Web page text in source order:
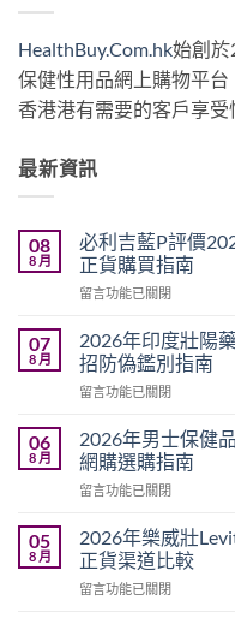
HealthBuy.Com.hk始創
保健性用品網上購物平
香港港有需要的客戶享受
最新資訊
08
8 月
必利吉藍P評價
正貨購買指南
在
利
吉
藍
P
價
2026：
雙
效
哥
真
用
留言功能已關閉
07
8 月
2026年印度壯陽
招防偽鑑別指南
在
年
印
度
壯
藥
正
品
去
留言功能已關閉
06
8 月
2026年男士保健
網購選購指南
在
年
男
士
保
留言功能已關閉
05
8 月
2026年樂威壯
正貨渠道比較
在
留言功能已關閉